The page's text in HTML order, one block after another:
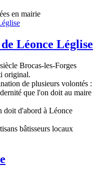
en mairie
Léonce Léglise
Brocas-les-Forges
original.
de plusieurs volontés :
que l'on doit au maire
doit d'abord à Léonce
bâtisseurs locaux